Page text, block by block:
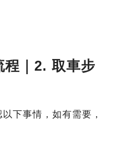
程｜2. 取車步
下事情，如有需要，